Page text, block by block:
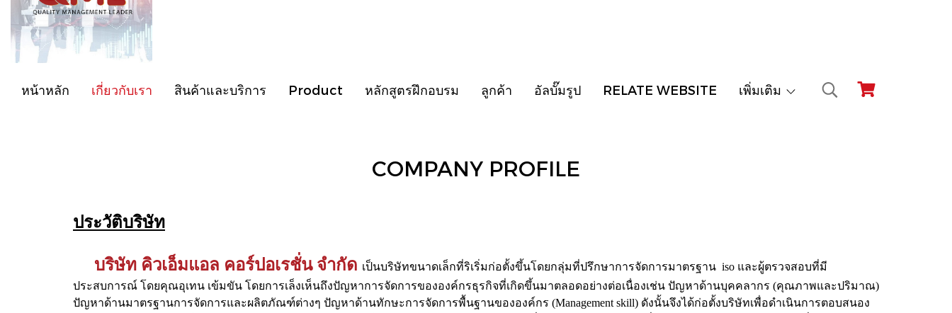
หน้าหลัก เกี่ยวกับเรา สินค้าและบริการ Product หลักสูตรฝึกอบรม ลูกค้า อัลบั๊มรูป RELATE WEBSITE เพิ่มเติม
COMPANY PROFILE
ประวัติบริษัท
บริษัท คิวเอ็มแอล คอร์ปอเรชั่น จำกัด เป็นบริษัทขนาดเล็กที่ริเริ่มก่อตั้งขึ้นโดยกลุ่มที่ปรึกษาการจัดการมาตรฐาน iso และผู้ตรวจสอบที่มี
ประสบการณ์ โดยคุณอุเทน เข้มขัน โดยการเล็งเห็นถึงปัญหาการจัดการขององค์กรธุรกิจที่เกิดขึ้นมาตลอดอย่างต่อเนื่องเช่น ปัญหาด้านบุคคลากร (คุณภาพและปริมาณ)
ปัญหาด้านมาตรฐานการจัดการและผลิตภัณฑ์ต่างๆ ปัญหาด้านทักษะการจัดการพื้นฐานขององค์กร (Management skill) ดังนั้นจึงได้ก่อตั้งบริษัทเพื่อดำเนินการตอบสนอง